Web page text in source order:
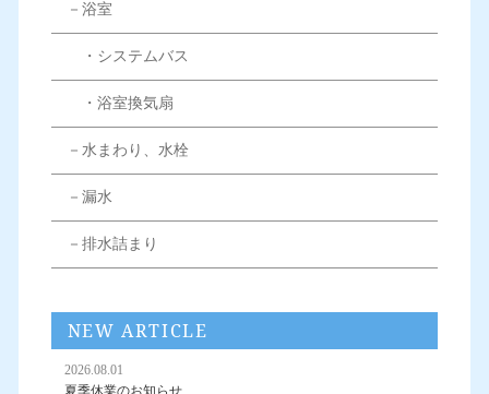
－浴室
・システムバス
・浴室換気扇
－水まわり、水栓
－漏水
－排水詰まり
NEW ARTICLE
2026.08.01
夏季休業のお知らせ